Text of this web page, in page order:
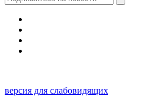
версия для слабовидящих